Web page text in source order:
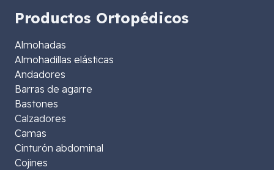
Productos Ortopédicos
Almohadas
Almohadillas elásticas
Andadores
Barras de agarre
Bastones
Calzadores
Camas
Cinturón abdominal
Cojines